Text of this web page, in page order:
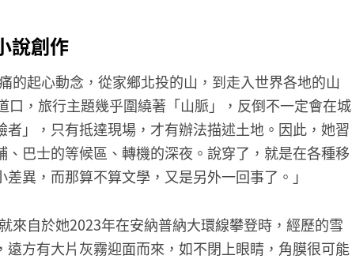
說創作
的起心動念，從家鄉北投的山，到走入世界各地的山
，旅行主題幾乎圍繞著「山脈」，反倒不一定會在城
」，只有抵達現場，才有辦法描述土地。因此，她習
巴士的等候區、轉機的深夜。說穿了，就是在各種移
異，而那算不算文學，又是另外一回事了。」
來自於她2023年在安納普納大環線攀登時，經歷的雪
方有大片灰霧迎面而來，如不閉上眼睛，角膜很可能